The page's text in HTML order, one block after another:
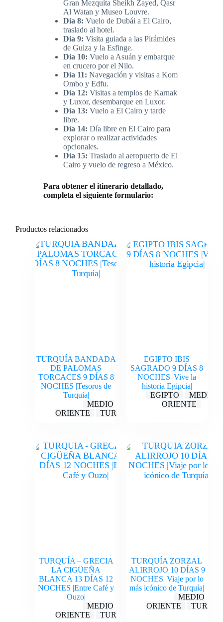
Gran Mezquita Sheikh Zayed, Qasr
Al Watan y Museo Louvre.
Día 8: Vuelo de Dubái a El Cairo,
traslado al hotel.
Día 9: Visita guiada a las Pirámides
de Guiza y la Esfinge.
Día 10: Vuelo a Asuán y embarque
en crucero por el Nilo.
Día 11: Navegación y visitas a Kom
Ombo y Edfu.
Día 12: Visitas a templos de Karnak
y Luxor, desembarque en Luxor.
Día 13: Vuelo a El Cairo y tarde
libre.
Día 14: Día libre en El Cairo para
explorar o realizar actividades
opcionales.
Día 15: Traslado al aeropuerto de El
Cairo y vuelo de regreso a México.
Para obtener el itinerario detallado,
completa el siguiente formulario:
Productos relacionados
TURQUÍA BANDADA
DE PALOMAS
TORCACES 9 DÍAS 8
NOCHES |Tesoros de
Turquía|
MEDIO
ORIENTE
TURQUÍA
EGIPTO IBIS
SAGRADO 9 DÍAS 8
NOCHES |Vive la
historia Egipcia|
EGIPTO
MEDIO
ORIENTE
TURQUÍA – GRECIA
LA CIGÜEÑA
BLANCA 13 DÍAS 12
NOCHES |Entre Café y
Ouzo|
MEDIO
ORIENTE
TURQUÍA
TURQUÍA ZORZAL
ALIRROJO 10 DÍAS 9
NOCHES |Viaje por lo
más icónico de Turquía|
MEDIO
ORIENTE